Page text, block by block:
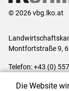
© 2026 vbg.lko.at
Montfortstraße 9,
Telefon: +43 (0)
Die Website